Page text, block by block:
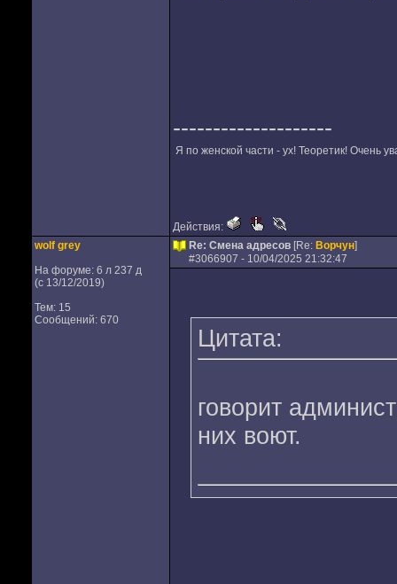
--------------------
Я по женской части - ух! Теоретик! Очень
Действия:
wolf grey
На форуме: 6 л 237 д
(с 13/12/2019)
Тем: 15
Сообщений: 670
Re: Смена адресов [Re: Ворчун]
#3066907 - 10/04/2025 21:32:47
Цитата:
говорит
них воют.